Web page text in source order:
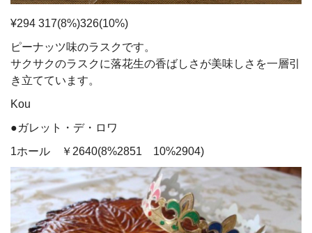
¥294 317(8%)326(10%)
ピーナッツ味のラスクです。
サクサクのラスクに落花生の香ばしさが美味しさを一層引
き立てています。
Kou
●ガレット・デ・ロワ
1ホール ￥2640(8%2851 10%2904)